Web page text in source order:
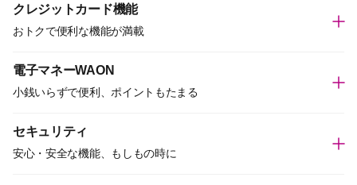
クレジットカード機能
おトクで便利な機能が満載
電子マネーWAON
小銭いらずで便利、ポイントもたまる
セキュリティ
安心・安全な機能、もしもの時に